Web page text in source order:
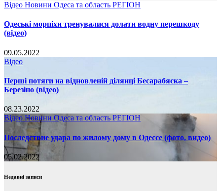
Відео Новини Одеса та область РЕГІОН
Одеські морпіхи тренувалися долати водну перешкоду
(відео)
09.05.2022
Відео
Перші потяги на відновленій ділянці Бесарабяска –
Березіно (відео)
08.23.2022
Відео Новини Одеса та область РЕГІОН
Последствие удара по жилому дому в Одессе (фото, видео)
05.02.2022
Недавні записи